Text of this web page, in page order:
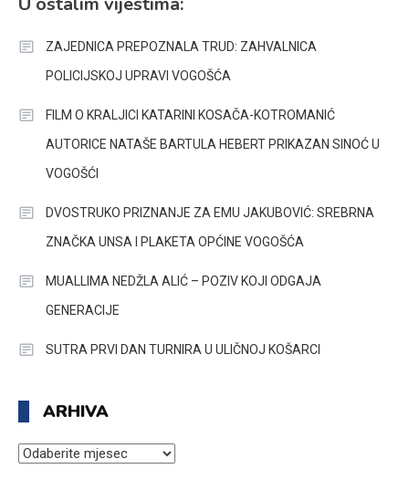
ZAJEDNICA PREPOZNALA TRUD: ZAHVALNICA
POLICIJSKOJ UPRAVI VOGOŠĆA
FILM O KRALJICI KATARINI KOSAČA-KOTROMANIĆ
AUTORICE NATAŠE BARTULA HEBERT PRIKAZAN SINOĆ U
VOGOŠĆI
DVOSTRUKO PRIZNANJE ZA EMU JAKUBOVIĆ: SREBRNA
ZNAČKA UNSA I PLAKETA OPĆINE VOGOŠĆA
MUALLIMA NEDŽLA ALIĆ – POZIV KOJI ODGAJA
GENERACIJE
SUTRA PRVI DAN TURNIRA U ULIČNOJ KOŠARCI
ARHIVA
ARHIVA